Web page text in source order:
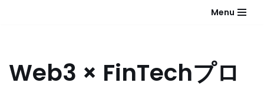
ン
Menu
Web3 × FinTechプロ